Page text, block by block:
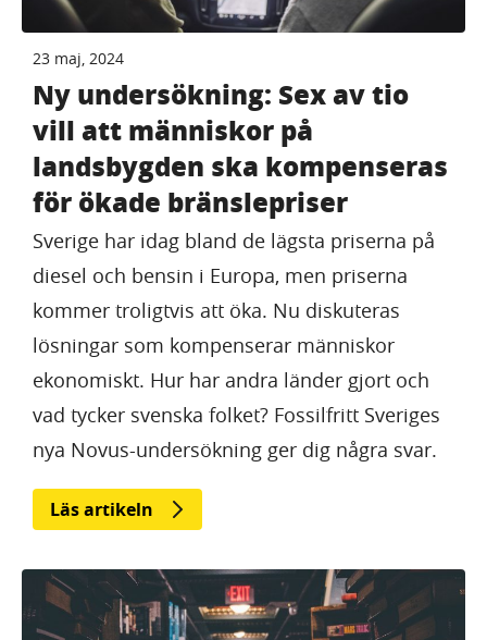
23 maj, 2024
Ny undersökning: Sex av tio
vill att människor på
landsbygden ska kompenseras
för ökade bränslepriser
Sverige har idag bland de lägsta priserna på
diesel och bensin i Europa, men priserna
kommer troligtvis att öka. Nu diskuteras
lösningar som kompenserar människor
ekonomiskt. Hur har andra länder gjort och
vad tycker svenska folket? Fossilfritt Sveriges
nya Novus-undersökning ger dig några svar.
Läs artikeln